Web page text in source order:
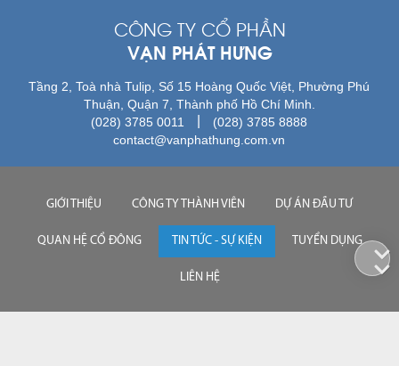
CÔNG TY CỔ PHẦN
VẠN PHÁT HƯNG
Tầng 2, Toà nhà Tulip, Số 15 Hoàng Quốc Việt, Phường Phú
Thuận, Quận 7, Thành phố Hồ Chí Minh.
(028) 3785 0011
(028) 3785 8888
contact@vanphathung.com.vn
GIỚI THIỆU CÔNG TY THÀNH VIÊN DỰ ÁN ĐẦU TƯ
QUAN HỆ CỔ ĐÔNG TIN TỨC - SỰ KIỆN TUYỂN DỤNG
LIÊN HỆ